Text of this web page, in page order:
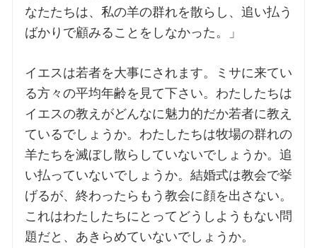
教区カテキスタの講座
三田助祭の講座
オルガンメディテーション
お問合せ
交通・アクセス
ご利用にあたって
なたたちは、私の羊の群れを散らし、追い払う
ばかりで顧みることをしなかった。」
イエスは若者を大事にされます。ミサに来てい
る方々の平均年齢を見て下さい。わたしたちは
イエスの教えがどんなに魅力的だか若者に教え
ているでしょうか。わたしたちは牧場の群れの
羊たちを滅ぼし散らしていないでしょうか。追
い払っていないでしょうか。結婚式は教会で挙
げるが、終わったらもう教会に顔を出さない。
これはわたしたちにとってどうしようもない問
題だと、あきらめていないでしょうか。